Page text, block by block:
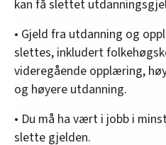
kan få slettet
• Gjeld fra utdanning og
slettes, inkludert
videregående opplæring,
og høyere utdanning.
• Du må ha vært i jobb i
slette gjelden.